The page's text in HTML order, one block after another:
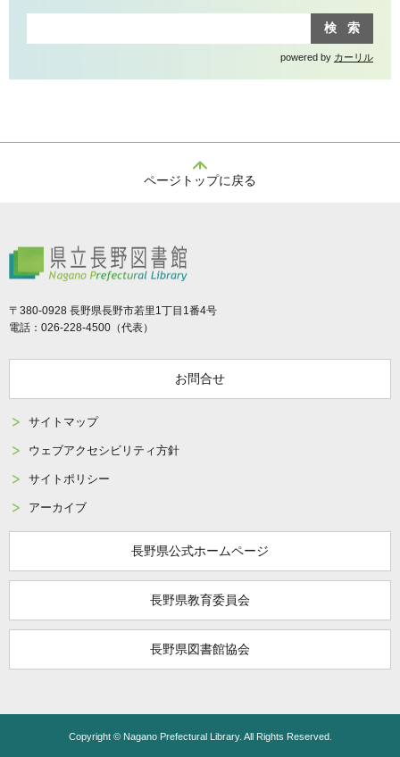
powered by カーリル
ページトップに戻る
県立長野図書館
〒380-0928 長野県長野市若里1丁目1番4号
電話：026-228-4500（代表）
お問合せ
サイトマップ
ウェブアクセシビリティ方針
サイトポリシー
アーカイブ
長野県公式ホームページ
長野県教育委員会
長野県図書館協会
Copyright © Nagano Prefectural Library. All Rights Reserved.